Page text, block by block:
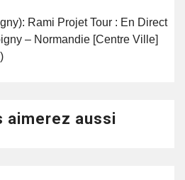
Rami Projet Tour : En Direct
– Normandie [Centre Ville]
aimerez aussi